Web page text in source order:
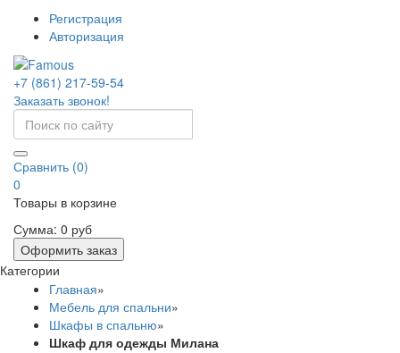
Регистрация
Авторизация
+7 (861) 217-59-54
Заказать звонок!
Сравнить (0)
0
Товары в корзине
Сумма: 0 руб
Оформить заказ
Категории
Главная»
Мебель для спальни»
Шкафы в спальню»
Шкаф для одежды Милана